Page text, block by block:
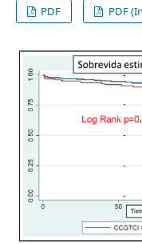
PDF
PDF